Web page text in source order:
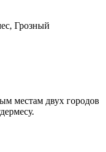
Грозный
местам двух городов